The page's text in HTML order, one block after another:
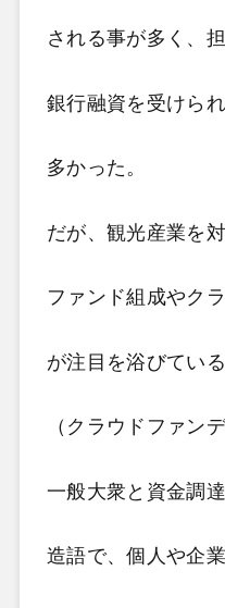
される事が多く、
銀行融資を受けら
多かった。
だが、観光産業を
ファンド組成やク
が注目を浴びている
（クラウドファン
一般大衆と資金調
造語で、個人や企